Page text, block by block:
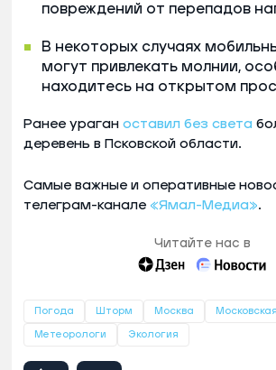
повреждений от перепадов
В некоторых случаях
могут привлекать молнии,
находитесь на открытом
Ранее ураган оставил без света
деревень в Псковской области.
Самые важные и оперативные
телеграм-канале «Ямал-Медиа».
Читайте нас в
Погода Шторм Москва
Метеорологи Экология